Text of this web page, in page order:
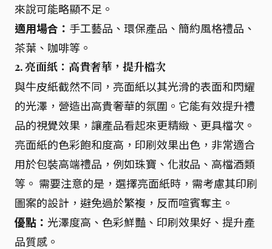
來說可能略顯不足。
適用場合： 手工藝品、環保產品、簡約風格禮品、
茶葉、咖啡等。
2. 亮面紙：高貴奢華，提升檔次
與牛皮紙截然不同，亮面紙以其光滑的表面和閃耀
的光澤，營造出高貴奢華的氛圍。它能有效提升禮
品的視覺效果，讓產品看起來更精緻、更具檔次。
亮面紙的色彩飽和度高，印刷效果出色，非常適合
用於包裝高端禮品，例如珠寶、化妝品、高檔酒類
等。 需要注意的是，選擇亮面紙時，需考慮其印刷
圖案的設計，避免過於繁複，反而喧賓奪主。
優點： 光澤度高、色彩鮮豔、印刷效果好、提升產
品質感。